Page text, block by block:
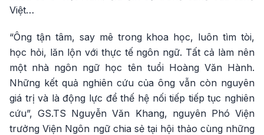
Việt…
“Ông tận tâm, say mê trong khoa học, luôn tìm tòi,
học hỏi, lăn lộn với thực tế ngôn ngữ. Tất cả làm nên
một nhà ngôn ngữ học tên tuổi Hoàng Văn Hành.
Những kết quả nghiên cứu của ông vẫn còn nguyên
giá trị và là động lực để thế hệ nối tiếp tiếp tục nghiên
cứu”, GS.TS Nguyễn Văn Khang, nguyên Phó Viện
trưởng Viện Ngôn ngữ chia sẻ tại hội thảo cùng những